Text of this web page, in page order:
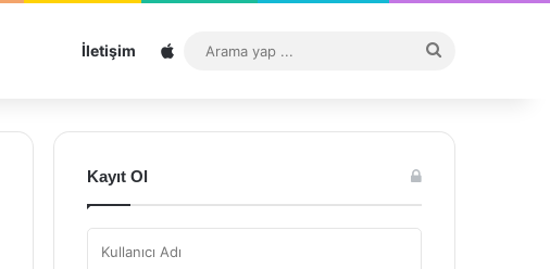
İletişim Sitemap
...
Kayıt Ol